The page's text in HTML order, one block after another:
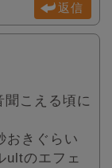
返信
こえる頃に
おきぐらい
ultのエフェ